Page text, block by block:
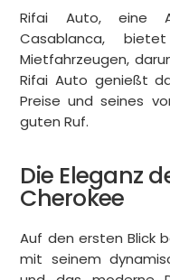
Rifai Auto, eine
Casablanca,
Mietfahrzeugen,
Rifai Auto genießt
Preise und seines
guten Ruf.
Die Eleganz
Cherokee
Auf den ersten Blick
mit seinem